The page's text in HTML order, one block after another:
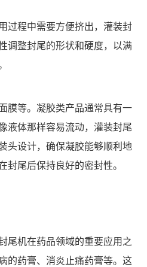
过程中需要方便挤出，灌装封
调整封尾的形状和硬度，以满
膜等。凝胶类产品通常具有一
液体那样容易流动，灌装封尾
头设计，确保凝胶能够顺利地
封尾后保持良好的密封性。
尾机在药品领域的重要应用之
的药膏、消炎止痛药膏等。这